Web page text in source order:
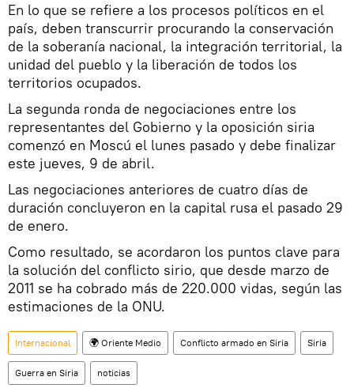
En lo que se refiere a los procesos políticos en el
país, deben transcurrir procurando la conservación
de la soberanía nacional, la integración territorial, la
unidad del pueblo y la liberación de todos los
territorios ocupados.
La segunda ronda de negociaciones entre los
representantes del Gobierno y la oposición siria
comenzó en Moscú el lunes pasado y debe finalizar
este jueves, 9 de abril.
Las negociaciones anteriores de cuatro días de
duración concluyeron en la capital rusa el pasado 29
de enero.
Como resultado, se acordaron los puntos clave para
la solución del conflicto sirio, que desde marzo de
2011 se ha cobrado más de 220.000 vidas, según las
estimaciones de la ONU.
Internacional 🌍 Oriente Medio Conflicto armado en Siria Siria
Guerra en Siria noticias